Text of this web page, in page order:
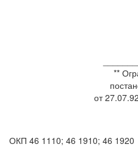
**
от
ОКП 46 1110; 46 1910; 46 1920